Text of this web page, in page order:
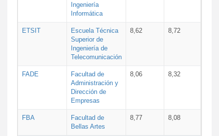
Ingeniería
Informática
ETSIT
Escuela Técnica
Superior de
Ingeniería de
Telecomunicación
8,62 8,72
FADE
Facultad de
Administración y
Dirección de
Empresas
8,06 8,32
FBA
Facultad de
Bellas Artes
8,77 8,08